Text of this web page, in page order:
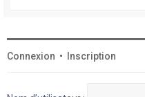
Connexion • Inscription